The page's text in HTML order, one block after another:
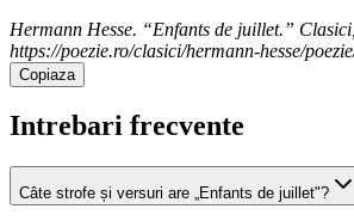
Hermann Hesse. “Enfants de juillet.”
https://poezie.ro/clasici/hermann-hesse/
Copiaza
Intrebari frecvente
Câte strofe și versuri are „Enfants de juillet"?